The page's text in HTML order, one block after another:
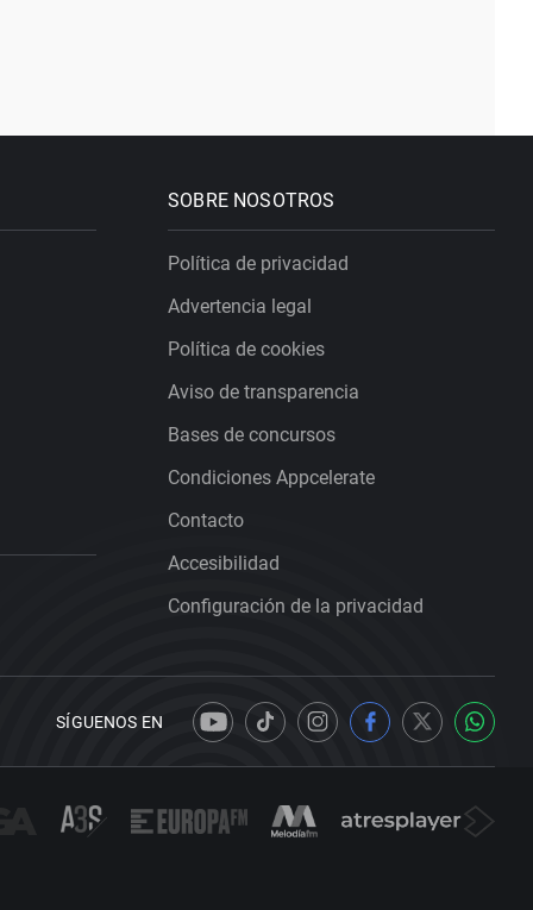
SOBRE NOSOTROS
Política de privacidad
Advertencia legal
Política de cookies
Aviso de transparencia
Bases de concursos
Condiciones Appcelerate
Contacto
Accesibilidad
Configuración de la privacidad
SÍGUENOS EN